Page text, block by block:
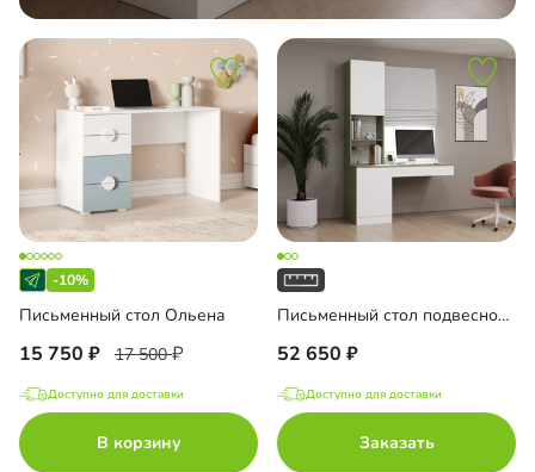
-10%
Письменный стол Ольена
15 750 17 500
Доступно для доставки
В корзину
Письменный стол подвесной Мобаро-5
52 650
Доступно для доставки
Заказать